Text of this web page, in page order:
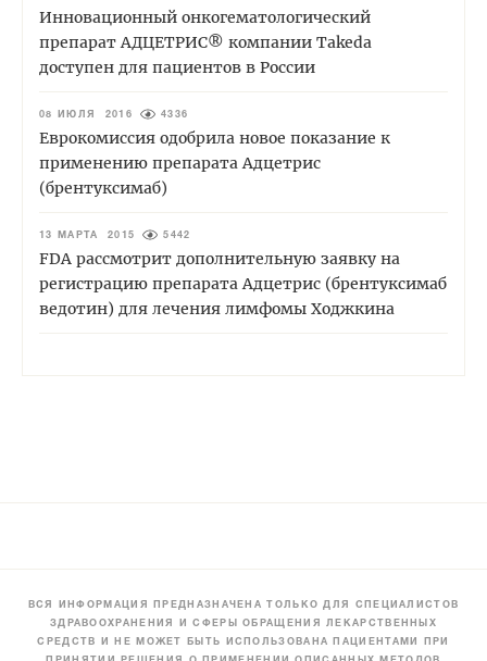
Инновационный онкогематологический
препарат АДЦЕТРИС® компании Takeda
доступен для пациентов в России
08 ИЮЛЯ 2016 4336
Еврокомиссия одобрила новое показание к
применению препарата Адцетрис
(брентуксимаб)
13 МАРТА 2015 5442
FDA рассмотрит дополнительную заявку на
регистрацию препарата Адцетрис (брентуксимаб
ведотин) для лечения лимфомы Ходжкина
ВСЯ ИНФОРМАЦИЯ ПРЕДНАЗНАЧЕНА ТОЛЬКО ДЛЯ СПЕЦИАЛИСТОВ
ЗДРАВООХРАНЕНИЯ И СФЕРЫ ОБРАЩЕНИЯ ЛЕКАРСТВЕННЫХ
СРЕДСТВ И НЕ МОЖЕТ БЫТЬ ИСПОЛЬЗОВАНА ПАЦИЕНТАМИ ПРИ